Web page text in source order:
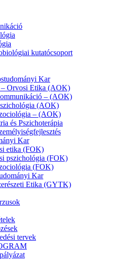
kutatócsoport
Kar
Orvosi Etika (AOK)
– (AOK)
(AOK)
– (AOK)
és Pszichoterápia
Kar
etika (FOK)
pszichológia (FOK)
(FOK)
Kar
Etika (GYTK)
tervek